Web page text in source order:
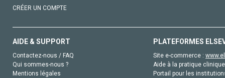
CRÉER UN COMPTE
AIDE & SUPPORT
Contactez-nous / FAQ
Qui sommes-nous ?
Mentions légales
PLATEFORMES
Site e-commerce :
Aide à la pratique
Portail pour les